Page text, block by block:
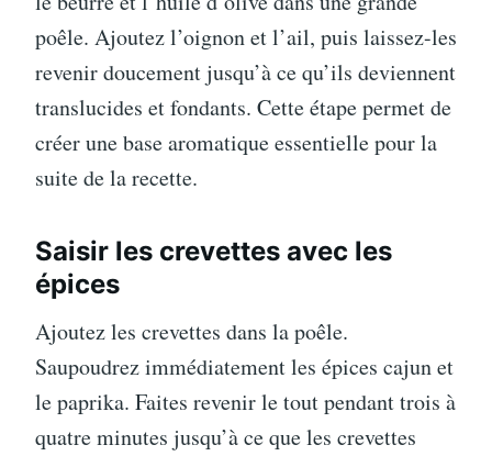
poêle. Ajoutez l’oignon et l’ail, puis laissez-les
revenir doucement jusqu’à ce qu’ils deviennent
translucides et fondants. Cette étape permet de
créer une base aromatique essentielle pour la
suite de la recette.
Saisir les crevettes avec les
épices
Ajoutez les crevettes dans la poêle.
Saupoudrez immédiatement les épices cajun et
le paprika. Faites revenir le tout pendant trois à
quatre minutes jusqu’à ce que les crevettes